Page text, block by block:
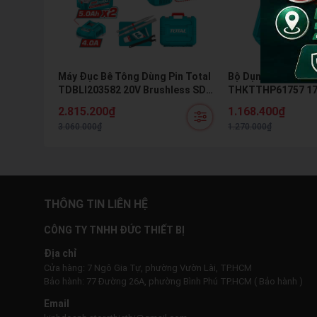
Máy Đục Bê Tông Dùng Pin Total
TDBLI203582 20V Brushless SDS
2.815.200₫
3.060.000₫
Bộ Dụng Cụ Đa
THKTTHP61757
Chính Hãng
1.168.400₫
1.270.000₫
THÔNG TIN LIÊN HỆ
CÔNG TY TNHH ĐỨC THIẾT BỊ
Địa chỉ
Cửa hàng: 7 Ngô Gia Tự, phường Vườn Lài, TP.HCM
Bảo hành: 77 Đường 26A, phường Bình Phú TP.HCM ( Bảo hành )
Email